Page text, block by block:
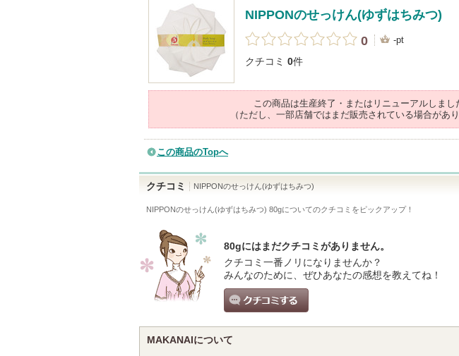
NIPPONのせっけん(ゆずはちみつ)
0
-pt
クチコミ 0件
この商品は生産終了・またはリニューアルしまし
（ただし、一部店舗ではまだ販売されている場合があり
この商品のTopへ
クチコミ NIPPONのせっけん(ゆずはちみつ)
NIPPONのせっけん(ゆずはちみつ) 80gについてのクチコミをピックアップ！
80gにはまだクチコミがありません。
クチコミ一番ノリになりませんか？
みんなのために、ぜひあなたの感想を教えてね！
MAKANAIについて